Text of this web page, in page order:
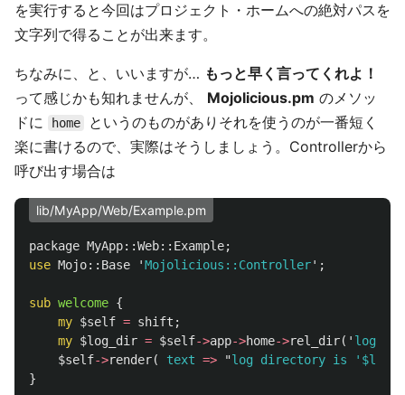
を実行すると今回はプロジェクト・ホームへの絶対パスを
文字列で得ることが出来ます。
ちなみに、と、いいますが… もっと早く言ってくれよ！
って感じかも知れませんが、 Mojolicious.pm のメソッ
ドに
home
というのものがありそれを使うのが一番短く
楽に書けるので、実際はそうしましょう。Controllerから
呼び出す場合は
lib/MyApp/Web/Example.pm
package MyApp::Web:: Example;
use Mojo:: Base 'Mojolicious::Controller';
sub welcome {
my $self = shift ;
my $log_dir = $self->app->home->rel_dir(' log
$self->render( text => "log directory is '
}